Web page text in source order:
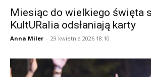
Miesiąc do wielkiego święta
KultURalia odsłaniają karty
Anna Miler - 29 kwietnia 2026 18:10